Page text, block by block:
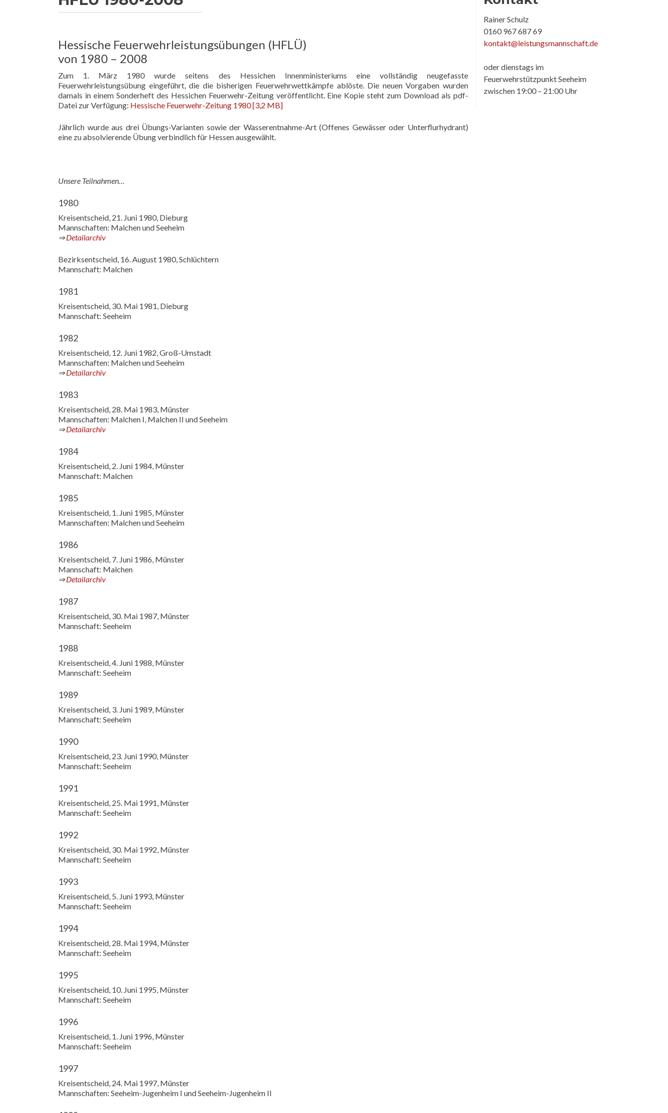
Hessische Feuerwehrleistungsübungen (HFLÜ)
von 1980 – 2008
Zum 1. März 1980 wurde seitens des Hessichen Innenministeriums eine vollständig neugefasste
Feuerwehrleistungsübung eingeführt, die die bisherigen Feuerwehrwettkämpfe ablöste. Die neuen Vorgaben wurden
damals in einem Sonderheft des Hessichen Feuerwehr-Zeitung veröffentlicht. Eine Kopie steht zum Download als pdf-
Datei zur Verfügung: Hessische Feuerwehr-Zeitung 1980 [3,2 MB]
Jährlich wurde aus drei Übungs-Varianten sowie der Wasserentnahme-Art (Offenes Gewässer oder Unterflurhydrant)
eine zu absolvierende Übung verbindlich für Hessen ausgewählt.
Unsere Teilnahmen…
1980
Kreisentscheid, 21. Juni 1980, Dieburg
Mannschaften: Malchen und Seeheim
⇒Detailarchiv
Bezirksentscheid, 16. August 1980, Schlüchtern
Mannschaft: Malchen
1981
Kreisentscheid, 30. Mai 1981, Dieburg
Mannschaft: Seeheim
1982
Kreisentscheid, 12. Juni 1982, Groß-Umstadt
Mannschaften: Malchen und Seeheim
⇒Detailarchiv
1983
Kreisentscheid, 28. Mai 1983, Münster
Mannschaften: Malchen I, Malchen II und Seeheim
⇒Detailarchiv
1984
Kreisentscheid, 2. Juni 1984, Münster
Mannschaft: Malchen
1985
Kreisentscheid, 1. Juni 1985, Münster
Mannschaften: Malchen und Seeheim
1986
Kreisentscheid, 7. Juni 1986, Münster
Mannschaft: Malchen
⇒Detailarchiv
1987
Kreisentscheid, 30. Mai 1987, Münster
Mannschaft: Seeheim
1988
Kreisentscheid, 4. Juni 1988, Münster
Mannschaft: Seeheim
1989
Kreisentscheid, 3. Juni 1989, Münster
Mannschaft: Seeheim
1990
Kreisentscheid, 23. Juni 1990, Münster
Mannschaft: Seeheim
1991
Kreisentscheid, 25. Mai 1991, Münster
Mannschaft: Seeheim
1992
Kreisentscheid, 30. Mai 1992, Münster
Mannschaft: Seeheim
1993
Kreisentscheid, 5. Juni 1993, Münster
Mannschaft: Seeheim
1994
Kreisentscheid, 28. Mai 1994, Münster
Mannschaft: Seeheim
1995
Kreisentscheid, 10. Juni 1995, Münster
Mannschaft: Seeheim
1996
Kreisentscheid, 1. Juni 1996, Münster
Mannschaft: Seeheim
1997
Kreisentscheid, 24. Mai 1997, Münster
Mannschaften: Seeheim-Jugenheim I und Seeheim-Jugenheim II
Rainer Schulz
0160 967 687 69
kontakt@leistungsmannschaft.de
oder dienstags im
Feuerwehrstützpunkt Seeheim
zwischen 19:00 – 21:00 Uhr